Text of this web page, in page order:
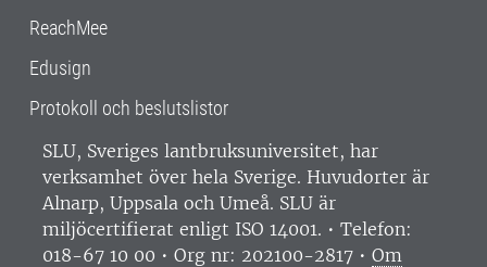
ReachMee
Edusign
Protokoll och beslutslistor
SLU, Sveriges lantbruksuniversitet, har
verksamhet över hela Sverige. Huvudorter är
Alnarp, Uppsala och Umeå. SLU är
miljöcertifierat enligt ISO 14001. • Telefon:
018-67 10 00 • Org nr: 202100-2817 • Om